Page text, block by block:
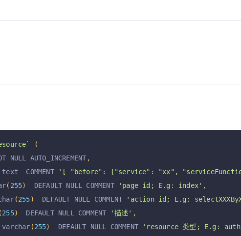
(
NULL AUTO_INCREMENT ,
text  COMMENT '[ "before": {"service": "xx",
( 255)
  DEFAULT NULL COMMENT
'page id; E.g: index' ,
(255)
  DEFAULT NULL COMMENT
'action id; E.g:
(255)
  DEFAULT NULL COMMENT
'描述' ,
varchar (255)
  DEFAULT NULL COMMENT
'resource 类型; E.g: